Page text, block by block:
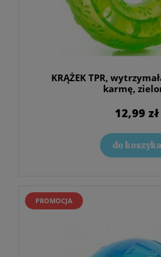
KRĄŻEK TPR,
karmę,
12,99 zł
do koszyka
PROMOCJA